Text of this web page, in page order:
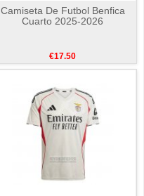
Camiseta De Futbol Benfica
Cuarto 2025-2026
€17.50